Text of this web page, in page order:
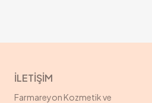
İLETİŞİM
Farmareyon Kozmetik ve